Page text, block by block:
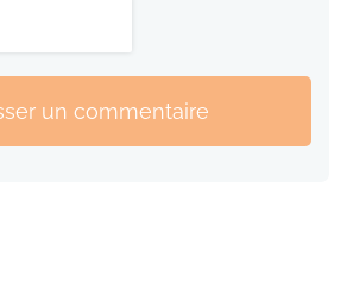
un commentaire